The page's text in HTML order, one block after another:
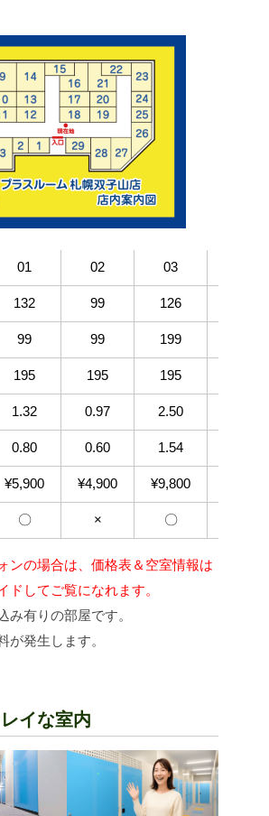
ンの場合は、価格表＆空室情報は
ドしてご覧になれます。
有りの部屋です。
が発生します。
イな室内